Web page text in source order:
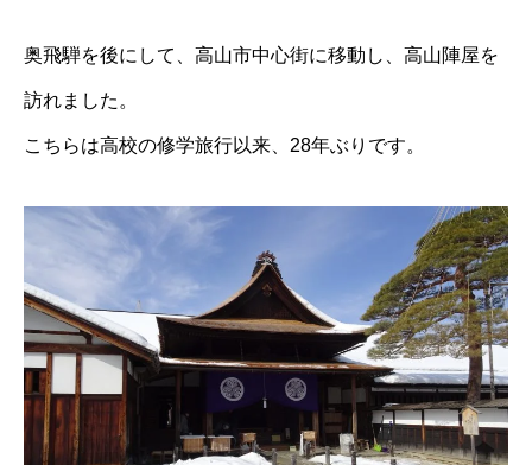
奥飛騨を後にして、高山市中心街に移動し、高山陣屋を
訪れました。
こちらは高校の修学旅行以来、28年ぶりです。